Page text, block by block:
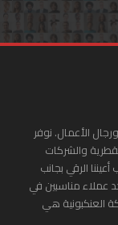
الأعمال. نوفر
والشركات
الرقي بجانب
عملاء مناسبين في
العنكبونية هي